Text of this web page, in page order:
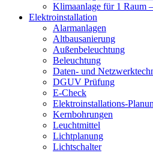
Klimaanlage für 1 Raum
Elektroinstallation
Alarmanlagen
Altbausanierung
Außenbeleuchtung
Beleuchtung
Daten- und
DGUV Prüfung
E-Check
Elektroinstallations-
Kernbohrungen
Leuchtmittel
Lichtplanung
Lichtschalter